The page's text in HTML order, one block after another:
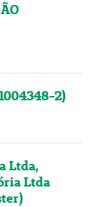
2)
Ltda,
Ltda